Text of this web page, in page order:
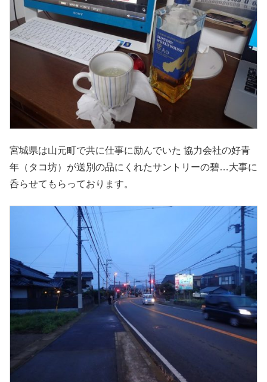
宮城県は山元町で共に仕事に励んでいた 協力会社の好青
年（タコ坊）が送別の品にくれたサントリーの碧…大事に
呑らせてもらっております。